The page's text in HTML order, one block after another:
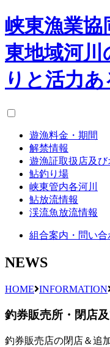
峡東漁業協
東地域河川
りと活力
遊漁料金・期間
解禁情報
遊漁証取扱店及
鮎釣り場
峡東管内各河川
鮎放流情報
渓流魚放流情報
組合案内・問い合
NEWS
HOME INFORMATION
釣券販売所・閉店
釣券販売店の閉店＆追